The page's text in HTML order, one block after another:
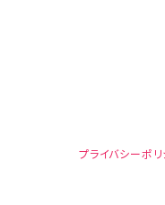
プライバシーポリ